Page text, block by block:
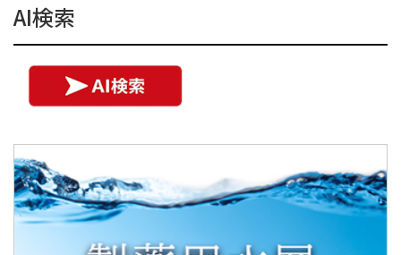
AI検索